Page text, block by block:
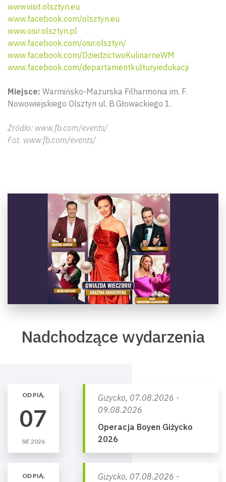
www.visit.olsztyn.eu
www.facebook.com/olsztyn.eu
www.osir.olsztyn.pl
www.facebook.com/osir.olsztyn/
www.facebook.com/DziedzictwoKulinarneWM
www.facebook.com/departamentkulturyiedukacji
Miejsce: Warmińsko-Mazurska Filharmonia im. F.
Nowowiejskiego Olsztyn ul. B.Głowackiego 1.
Źródło: www.fb.com/events/
Fot. www.fb.com/events/
Nadchodzące wydarzenia
OD PIĄ.
07
SIE 2026
Giżycko, 07.08.2026 -
09.08.2026
Operacja Boyen Giżycko
2026
OD PIĄ. Giżycko, 07.08.2026 -